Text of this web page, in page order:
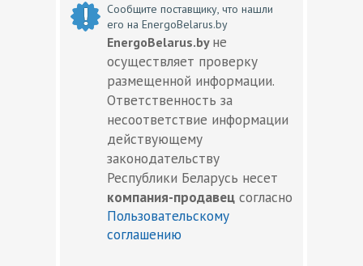
Сообщите поставщику, что нашли
его на EnergoBelarus.by
EnergoBelarus.by не
осуществляет проверку
размещенной информации.
Ответственность за
несоответствие информации
действующему
законодательству
Республики Беларусь несет
компания-продавец согласно
Пользовательскому
соглашению